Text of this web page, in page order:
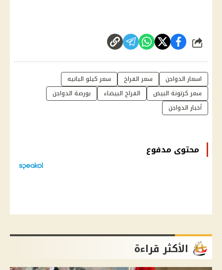
شارك
اسعار الدواجن سعر الفراخ
سعر كيلو البانيه
سعر كرتونة البيض
الفراخ البيضاء
بورصة الدواجن
أخبار الدواجن
محتوى مدفوع
الأكثر قراءة